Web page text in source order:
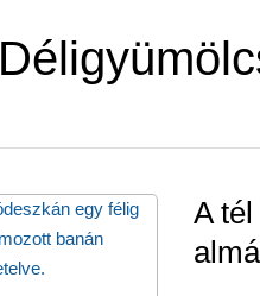
A